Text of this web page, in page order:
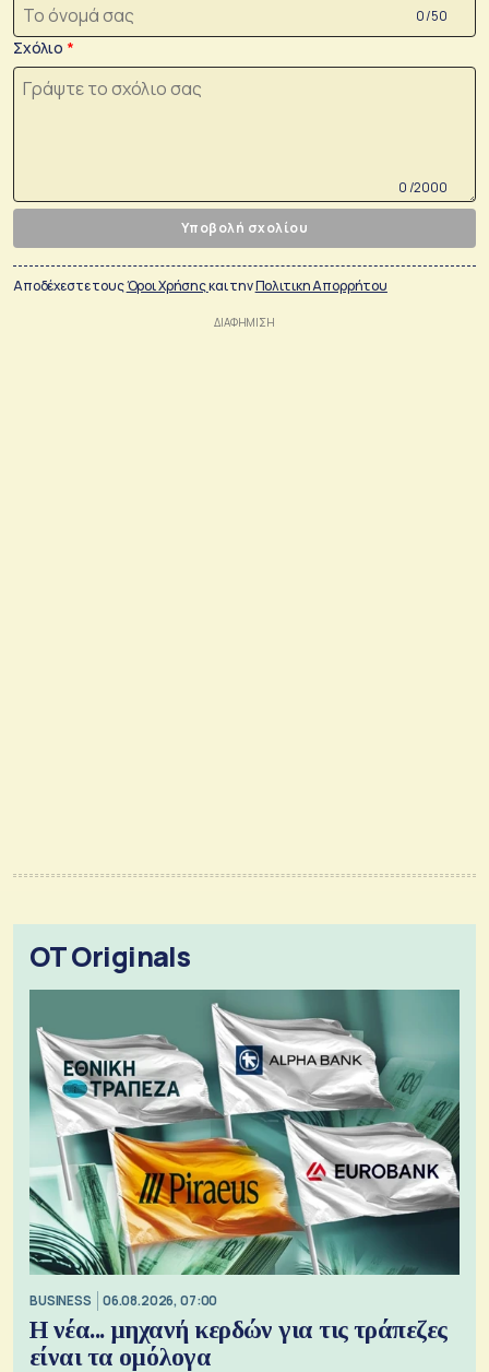
0 /50
Σχόλιο
0 /2000
Υποβολή σχολίου
Αποδέχεστε τουςΌροι Χρήσηςκαι τηνΠολιτικη Απορρήτου
OT Originals
BUSINESS 06.08.2026, 07:00
Η νέα... μηχανή κερδών για τις τράπεζες
είναι τα ομόλογα